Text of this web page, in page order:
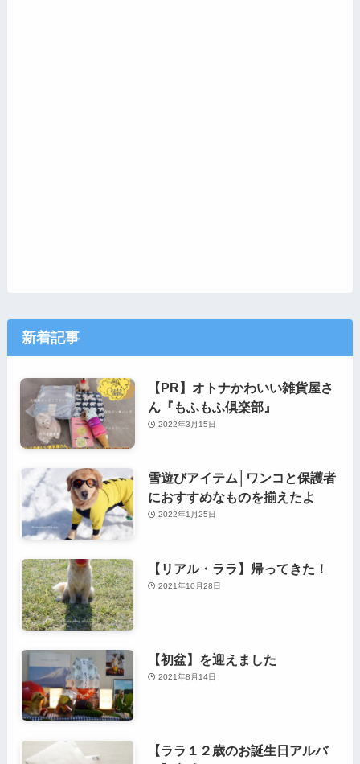
新着記事
【PR】オトナかわいい雑貨屋さ
ん『もふもふ倶楽部』
2022年3月15日
雪遊びアイテム│ワンコと保護者
におすすめなものを揃えたよ
2022年1月25日
【リアル・ララ】帰ってきた！
2021年10月28日
【初盆】を迎えました
2021年8月14日
【ララ１２歳のお誕生日アルバ